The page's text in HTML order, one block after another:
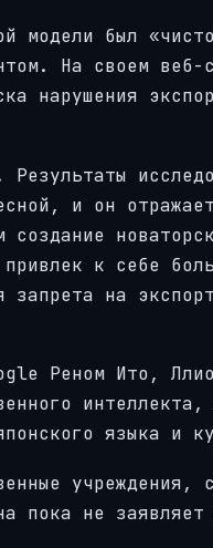
модели был
На своем веб-
нарушения
и он
к себе
запрета на экспорт
Реном Ито,
интеллекта,
языка и
учреждения,
пока не